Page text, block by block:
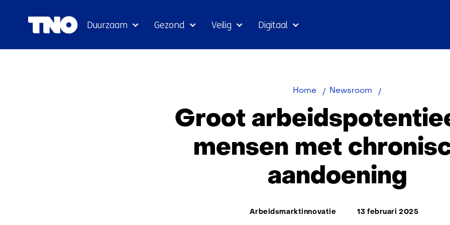
Duurzaam Gezond Veilig Digitaal
Home Newsroom
bij
met
aandoening
Groot
mensen met
aandoening
Thema:
Arbeidsmarktinnovatie 13 februari 2025